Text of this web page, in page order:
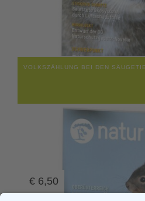
VOLKSZÄHLUNG BEI DEN
€ 6,50